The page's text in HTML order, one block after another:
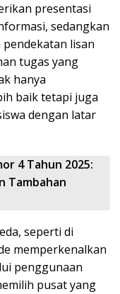
presentasi
sedangkan
lisan
tugas yang
hanya
baik tetapi juga
dengan latar
4 Tahun 2025:
Tambahan
seperti di
memperkenalkan
penggunaan
pusat yang